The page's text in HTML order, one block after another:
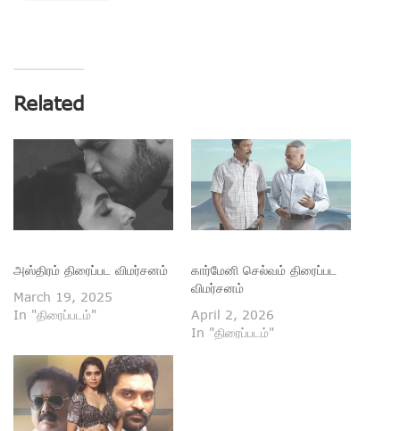
Related
அஸ்திரம் திரைப்பட விமர்சனம்
March 19, 2025
In "திரைப்படம்"
கார்மேனி செல்வம் திரைப்பட
விமர்சனம்
April 2, 2026
In "திரைப்படம்"